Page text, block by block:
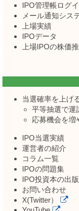
IPO管理帳ログ
メール通知シス
上場実績
IPOデータ
上場IPOの株価
当選確率を上げ
平等抽選で運
応募機会を増
IPO当選実績
運営者の紹介
コラム一覧
IPOの問題集
IPO投資本の出版
お問い合わせ
X(Twitter）